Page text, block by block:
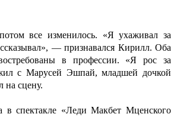
все изменилось. «Я ухаживал за
— признавался Кирилл. Оба
в профессии. «Я рос за
с Марусей Эшпай, младшей дочкой
на сцену.
спектакле «Леди Макбет Мценского